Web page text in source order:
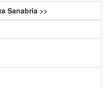
Sanabria >>